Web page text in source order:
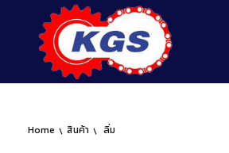
บริษัท เคจีเอส จำกัด
นำเข้า ผลิต จำหน่าย และรับงานสั่งทำพิเศษ เกี่ยวกับอะไหล่เครื่องจักรอุตสาหกรรมทุกชนิด
Home สินค้า ลิ่ม